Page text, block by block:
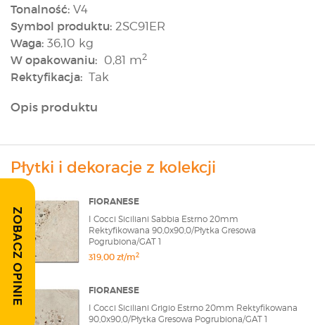
Tonalność: V4
Symbol produktu: 2SC91ER
Waga: 36,10 kg
W opakowaniu: 0,81 m2
Rektyfikacja: Tak
Opis produktu
Płytki i dekoracje z kolekcji
FIORANESE
I Cocci Siciliani Sabbia Estrno 20mm
Rektyfikowana 90,0x90,0/Płytka Gresowa
Pogrubiona/GAT 1
319,00 zł/m2
FIORANESE
I Cocci Siciliani Grigio Estrno 20mm Rektyfikowana
90,0x90,0/Płytka Gresowa Pogrubiona/GAT 1
ZOBACZ OPINIE